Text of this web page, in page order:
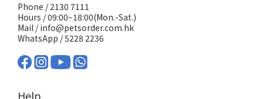
Phone / 2130 7111
Hours / 09:00~18:00(Mon.-Sat.)
Mail / info@petsorder.com.hk
WhatsApp /5228 2236
Help